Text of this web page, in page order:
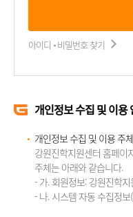
아이디 비밀번호 찾기
개인정보 수집 및 이용
개인정보 수집 및 이용 주체
강원진학지원센터 홈페이
주체는 아래와 같습니다.
- 가. 회원정보: 강원진학지
- 나. 시스템 자동 수집정